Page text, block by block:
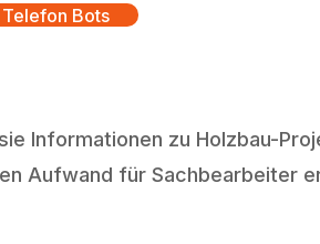
Bots
Informationen zu Holzbau-
Aufwand für Sachbearbeiter